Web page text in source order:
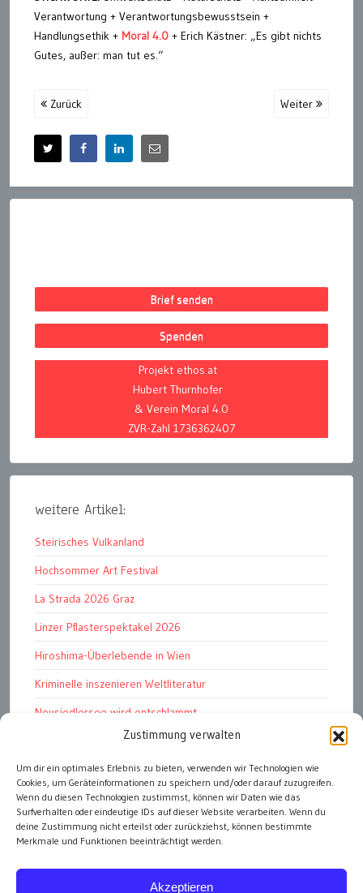
Zustimmung verwalten
Um dir ein optimales Erlebnis zu bieten, verwenden wir Technologien wie
Cookies, um Geräteinformationen zu speichern und/oder darauf zuzugreifen.
Wenn du diesen Technologien zustimmst, können wir Daten wie das
Surfverhalten oder eindeutige IDs auf dieser Website verarbeiten. Wenn du
deine Zustimmung nicht erteilst oder zurückziehst, können bestimmte
Merkmale und Funktionen beeinträchtigt werden.
Akzeptieren
Verantwortung + Verantwortungsbewusstsein +
Handlungsethik + Moral 4.0 + Erich Kästner: „Es gibt nichts
Gutes, außer: man tut es.“
Zurück Weiter
Brief senden
Spenden
Projekt ethos.at
Hubert Thurnhofer
& Verein Moral 4.0
ZVR-Zahl 1736362407
weitere Artikel:
Steirisches Vulkanland
Hochsommer Art Festival
La Strada 2026 Graz
Linzer Pflasterspektakel 2026
Hiroshima-Überlebende in Wien
Kriminelle inszenieren Weltliteratur
Neusiedlersee wird entschlammt
TKG wünscht besinnliches Weihnachtsfest
Fußball WM 2026: „historisch“
Die Wichtigen
alle Artikel